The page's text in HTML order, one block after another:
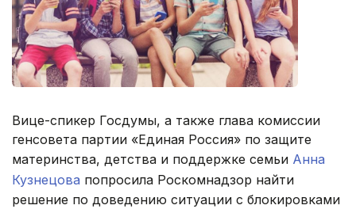
Вице-спикер Госдумы, а также глава комиссии
генсовета партии «Единая Россия» по защите
материнства, детства и поддержке семьи Анна
Кузнецова попросила Роскомнадзор найти
решение по доведению ситуации с блокировками